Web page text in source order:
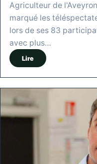
Agriculteur de
marqué les
lors de ses 83
avec plus…
Lire